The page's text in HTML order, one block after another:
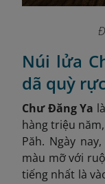
Núi lửa
dã quỳ
Chư Đăng Ya
hàng triệu
Păh. Ngày
màu mỡ với
tiếng nhất là